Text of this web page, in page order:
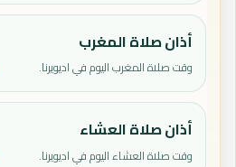
أذان صلاة المغرب
وقت صلاة المغرب اليوم في اديويرنا.
أذان صلاة العشاء
وقت صلاة العشاء اليوم في اديويرنا.